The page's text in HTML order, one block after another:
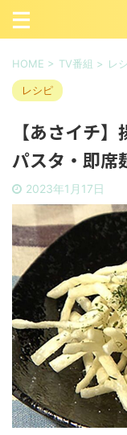
HOME > TV番組 > レ
レシピ
【あさイチ
パスタ・即席
2023年1月17日